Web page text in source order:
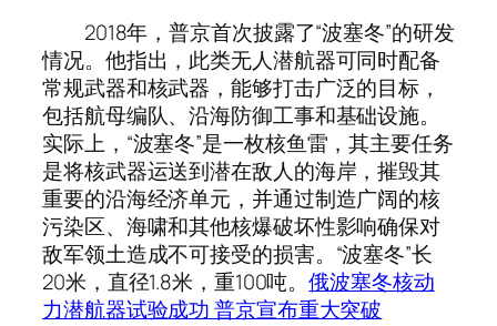
2018年，普京首次披露了“波塞冬”的研发
情况。他指出，此类无人潜航器可同时配备
常规武器和核武器，能够打击广泛的目标，
包括航母编队、沿海防御工事和基础设施。
实际上，“波塞冬”是一枚核鱼雷，其主要任务
是将核武器运送到潜在敌人的海岸，摧毁其
重要的沿海经济单元，并通过制造广阔的核
污染区、海啸和其他核爆破坏性影响确保对
敌军领土造成不可接受的损害。“波塞冬”长
20米，直径1.8米，重100吨。俄波塞冬核动
力潜航器试验成功 普京宣布重大突破